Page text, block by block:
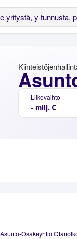
Liikevaihto
- milj. €
Asunto-Osakeyhtiö